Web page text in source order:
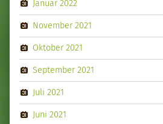
Januar 2022
November 2021
Oktober 2021
September 2021
Juli 2021
Juni 2021